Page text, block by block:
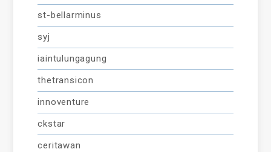
st-bellarminus
syj
iaintulungagung
thetransicon
innoventure
ckstar
ceritawan